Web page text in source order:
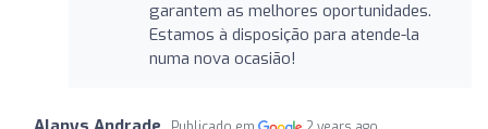
garantem as melhores oportunidades.
Estamos à disposição para atende-la
numa nova ocasião!